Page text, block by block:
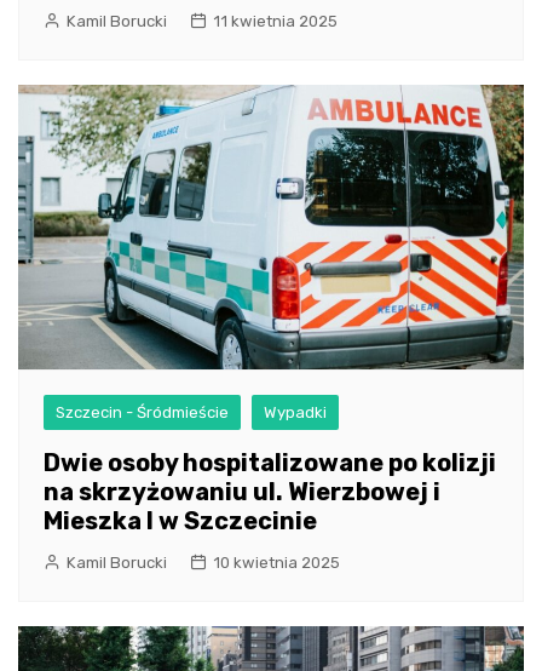
Kamil Borucki 11 kwietnia 2025
Szczecin - Śródmieście Wypadki
Dwie osoby hospitalizowane po kolizji
na skrzyżowaniu ul. Wierzbowej i
Mieszka I w Szczecinie
Kamil Borucki 10 kwietnia 2025